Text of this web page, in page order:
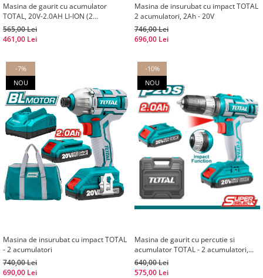
Masina de gaurit cu acumulator
TOTAL, 20V-2.0AH LI-ION (2
ACUMULATORI) (INDUSTRIAL)
565,00 Lei
461,00 Lei
Masina de insurubat cu impact TOTAL
2 acumulatori, 2Ah - 20V
746,00 Lei
696,00 Lei
-7%
NOU
Masina de insurubat cu impact TOTAL
- 2 acumulatori
740,00 Lei
690,00 Lei
-10%
NOU
Masina de gaurit cu percutie si
acumulator TOTAL - 2 acumulatori,
2Ah
640,00 Lei
575,00 Lei